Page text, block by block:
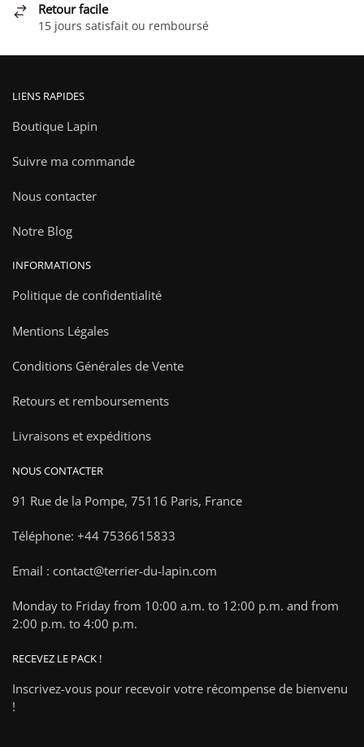
du
produit
Retour facile
15 jours satisfait ou remboursé
LIENS RAPIDES
Boutique Lapin
Suivre ma commande
Nous contacter
Notre Blog
INFORMATIONS
Politique de confidentialité
Mentions Légales
Conditions Générales de Vente
Retours et remboursements
Livraisons et expéditions
NOUS CONTACTER
91 Rue de la Pompe, 75116 Paris, France
Téléphone: +44 7536615833
Email : contact@terrier-du-lapin.com
Monday to Friday from 10:00 a.m. to 12:00 p.m. and from
2:00 p.m. to 4:00 p.m.
RECEVEZ LE PACK !
Inscrivez-vous pour recevoir votre récompense de bienvenu
!